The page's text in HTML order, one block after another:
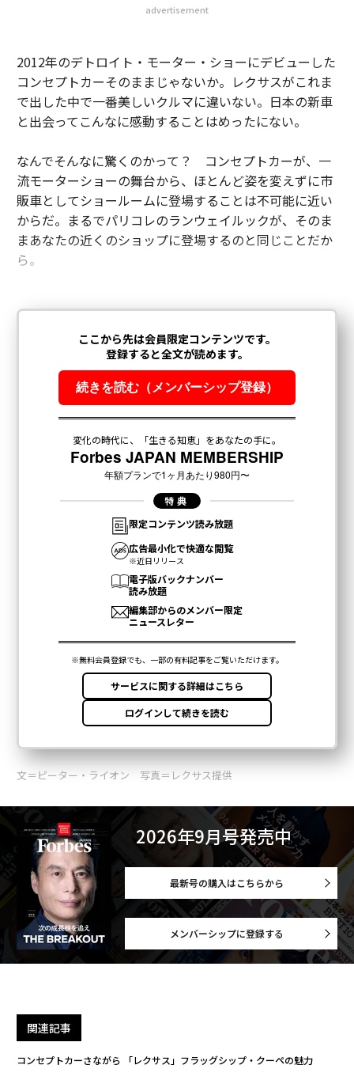
advertisement
2012年のデトロイト・モーター・ショーにデビューした
コンセプトカーそのままじゃないか。レクサスがこれま
で出した中で一番美しいクルマに違いない。日本の新車
と出会ってこんなに感動することはめったにない。
なんでそんなに驚くのかって？ コンセプトカーが、一
流モーターショーの舞台から、ほとんど姿を変えずに市
販車としてショールームに登場することは不可能に近い
からだ。まるでパリコレのランウェイルックが、そのま
まあなたの近くのショップに登場するのと同じことだか
ら。
文＝ピーター・ライオン 写真＝レクサス提供
2026年9月号発売中
最新号の購入はこちらから
メンバーシップに登録する
関連記事
コンセプトカーさながら 「レクサス」フラッグシップ・クーペの魅力